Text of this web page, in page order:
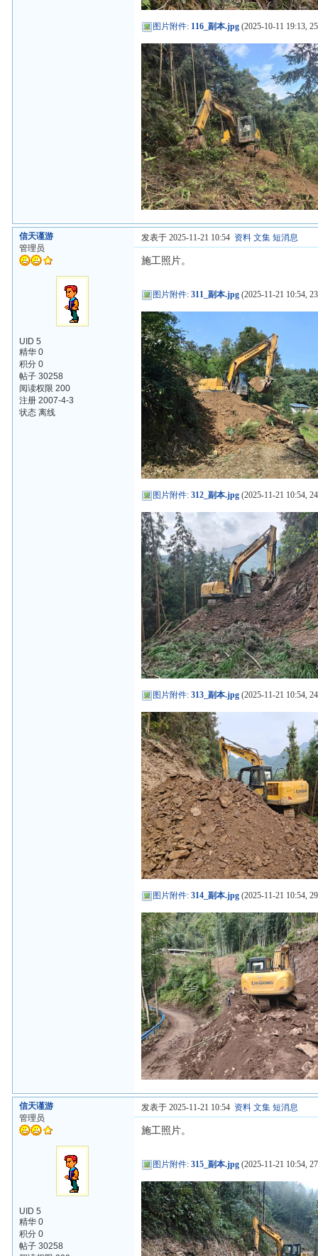
图片附件: 116_副本.jpg (2025-10-11 19:13,
信天谨游
管理员
UID 5
精华 0
积分 0
帖子 30258
阅读权限 200
注册 2007-4-3
状态 离线
发表于 2025-11-21 10:54 资料 文集 短消息
施工照片。
图片附件:311_副本.jpg (2025-11-21 10:54,
图片附件:312_副本.jpg (2025-11-21 10:54,
图片附件:313_副本.jpg (2025-11-21 10:54,
图片附件:314_副本.jpg (2025-11-21 10:54,
信天谨游
管理员
UID 5
精华 0
积分 0
帖子 30258
发表于 2025-11-21 10:54 资料 文集 短消息
施工照片。
图片附件:315_副本.jpg (2025-11-21 10:54,